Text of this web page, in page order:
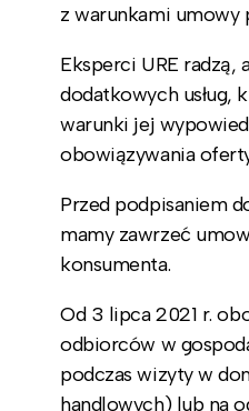
z warunkami umowy
Eksperci URE radzą,
dodatkowych usług,
warunki jej
obowiązywania
Przed podpisaniem
mamy zawrzeć
konsumenta.
Od 3 lipca 2021 r.
odbiorców w
podczas wizyty w
handlowych) lub na